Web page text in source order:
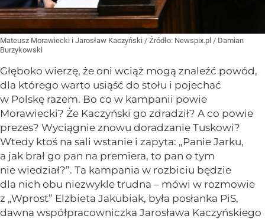
Mateusz Morawiecki i Jarosław Kaczyński / Źródło: Newspix.pl / Damian
Burzykowski
Głęboko wierzę, że oni wciąż mogą znaleźć powód,
dla którego warto usiąść do stołu i pojechać
w Polskę razem. Bo co w kampanii powie
Morawiecki? Że Kaczyński go zdradził? A co powie
prezes? Wyciągnie znowu doradzanie Tuskowi?
Wtedy ktoś na sali wstanie i zapyta: „Panie Jarku,
a jak brał go pan na premiera, to pan o tym
nie wiedział?”. Ta kampania w rozbiciu będzie
dla nich obu niezwykle trudna – mówi w rozmowie
z „Wprost” Elżbieta Jakubiak, była posłanka PiS,
dawna współpracowniczka Jarosława Kaczyńskiego